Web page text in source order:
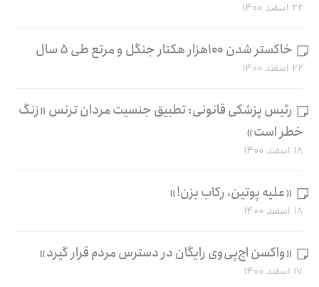
۲۲ اسفند ۱۴۰۰
خاکستر شدن ۱۰۰هزار هکتار جنگل و مرتع طی ۵ سال
۲۲ اسفند ۱۴۰۰
رئیس پزشکی قانونی: تطبیق جنسیت مردان ترنس «زنگ
خطر است»
۱۸ اسفند ۱۴۰۰
«علیه پوتین، رکاب بزن!»
۱۸ اسفند ۱۴۰۰
«واکسن اچ‌پی‌وی رایگان در دسترس مردم قرار گیرد»
۱۷ اسفند ۱۴۰۰